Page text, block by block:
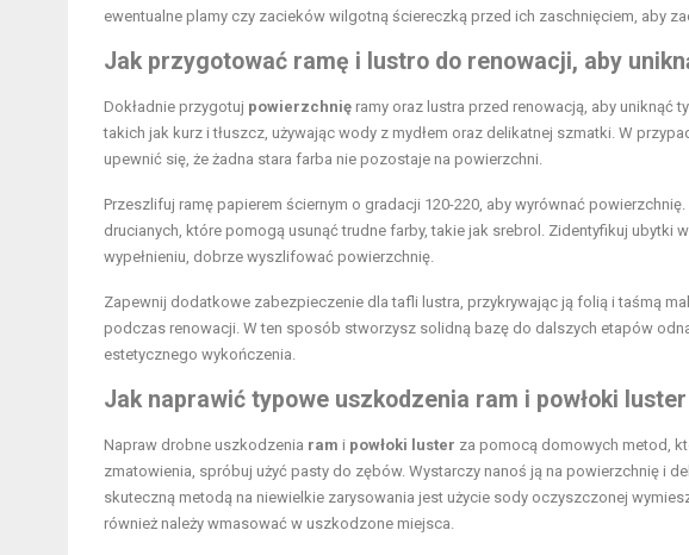
ewentualne plamy czy zacieków wilgotną ściereczką przed ich zaschnięciem, aby
Jak przygotować ramę i lustro do renowacji, aby
Dokładnie przygotuj powierzchnię ramy oraz lustra przed renowacją, aby uniknąć
takich jak kurz i tłuszcz, używając wody z mydłem oraz delikatnej szmatki. W
upewnić się, że żadna stara farba nie pozostaje na powierzchni.
Przeszlifuj ramę papierem ściernym o gradacji 120-220, aby wyrównać
drucianych, które pomogą usunąć trudne farby, takie jak srebrol. Zidentyfikuj ubytki
wypełnieniu, dobrze wyszlifować powierzchnię.
Zapewnij dodatkowe zabezpieczenie dla tafli lustra, przykrywając ją folią i taśmą
podczas renowacji. W ten sposób stworzysz solidną bazę do dalszych etapów
estetycznego wykończenia.
Jak naprawić typowe uszkodzenia ram i powłoki
Napraw drobne uszkodzenia ram i powłoki luster za pomocą domowych metod,
zmatowienia, spróbuj użyć pasty do zębów. Wystarczy nanoś ją na powierzchnię i
skuteczną metodą na niewielkie zarysowania jest użycie sody oczyszczonej
również należy wmasować w uszkodzone miejsca.